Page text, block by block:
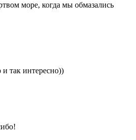
море, когда мы обмазались
так интересно))